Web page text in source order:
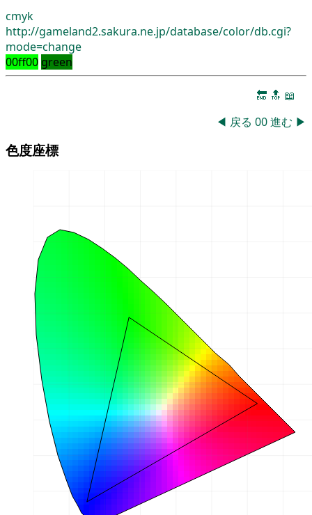
cmyk
http://gameland2.sakura.ne.jp/database/color/db.cgi?
mode=change
00ff00 green
🔚 🔝 📖
◀ 戻る 00進む ▶
色度座標